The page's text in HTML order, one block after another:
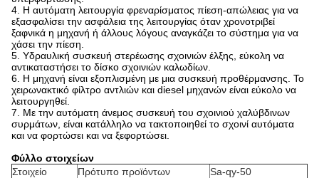
4. Η αυτόματη λειτουργία φρεναρίσματος πίεση-απώλειας για να
εξασφαλίσει την ασφάλεια της λειτουργίας όταν χρονοτριβεί
ξαφνικά η μηχανή ή άλλους λόγους αναγκάζει το σύστημα για να
χάσει την πίεση.
5. Υδραυλική συσκευή στερέωσης σχοινιών έλξης, εύκολη να
αντικαταστήσει το δίσκο σχοινιών καλωδίων.
6. Η μηχανή είναι εξοπλισμένη με μια συσκευή προθέρμανσης. Το
χειρωνακτικό φίλτρο αντλιών και diesel μηχανών είναι εύκολο να
λειτουργηθεί.
7. Με την αυτόματη άνεμος συσκευή του σχοινιού χαλύβδινων
συρμάτων, είναι κατάλληλο να τακτοποιηθεί το σχοινί αυτόματα
και να φορτώσει και να ξεφορτώσει.
Φύλλο στοιχείων
Στοιχείο
Πρότυπο προϊόντων Sa-qy-50